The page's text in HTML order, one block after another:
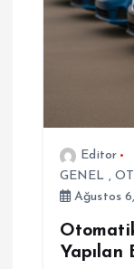
Editor
GENEL ,
Ağustos
Yapılan